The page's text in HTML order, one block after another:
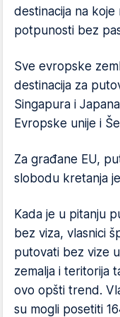
destinacija na
potpunosti bez
Sve evropske
destinacija za
Singapura i
Evropske unije i
Za građane EU,
slobodu kretanja
Kada je u pitanju
bez viza, vlasnici
putovati bez vize
zemalja i teritorija
ovo opšti trend.
su mogli posetiti